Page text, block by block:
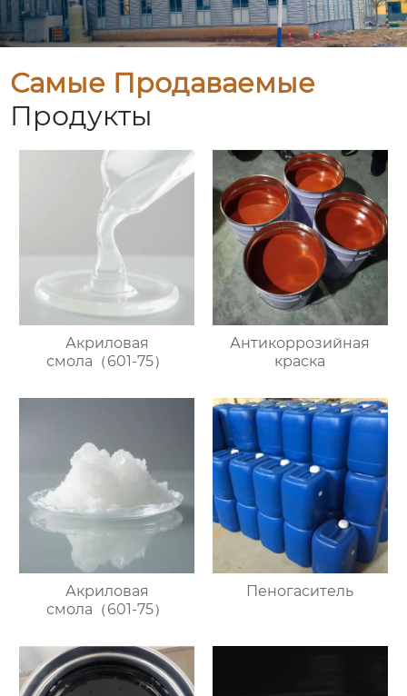
Самые Продаваемые
Продукты
Акриловая
смола（601-75）
Антикоррозийная
краска
Акриловая
смола（601-75）
Пеногаситель